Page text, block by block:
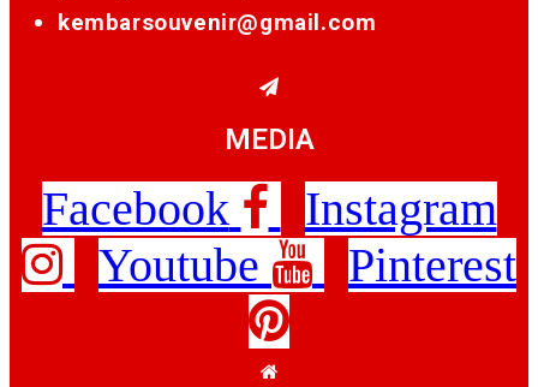
kembarsouvenir@gmail.com
MEDIA
Facebook
Instagram
Youtube
Pinterest